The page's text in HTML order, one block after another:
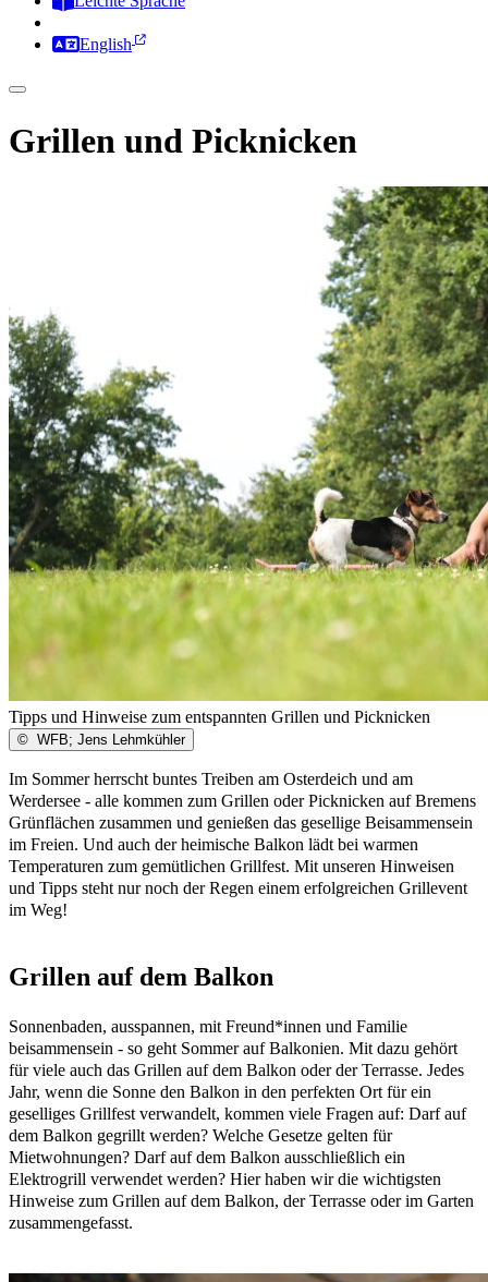
English
Grillen und Picknicken
Tipps und Hinweise zum entspannten Grillen und Picknicken
© WFB; Jens Lehmkühler
Im Sommer herrscht buntes Treiben am Osterdeich und am
Werdersee - alle kommen zum Grillen oder Picknicken auf Bremens
Grünflächen zusammen und genießen das gesellige Beisammensein
im Freien. Und auch der heimische Balkon lädt bei warmen
Temperaturen zum gemütlichen Grillfest. Mit unseren Hinweisen
und Tipps steht nur noch der Regen einem erfolgreichen Grillevent
im Weg!
Grillen auf dem Balkon
Sonnenbaden, ausspannen, mit Freund*innen und Familie
beisammensein - so geht Sommer auf Balkonien. Mit dazu gehört
für viele auch das Grillen auf dem Balkon oder der Terrasse. Jedes
Jahr, wenn die Sonne den Balkon in den perfekten Ort für ein
geselliges Grillfest verwandelt, kommen viele Fragen auf: Darf auf
dem Balkon gegrillt werden? Welche Gesetze gelten für
Mietwohnungen? Darf auf dem Balkon ausschließlich ein
Elektrogrill verwendet werden? Hier haben wir die wichtigsten
Hinweise zum Grillen auf dem Balkon, der Terrasse oder im Garten
zusammengefasst.